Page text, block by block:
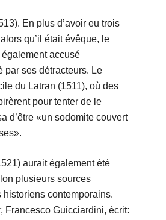
En plus d’avoir eu trois
qu’il était évêque, le
accusé
par ses détracteurs. Le
du Latran (1511), où des
pour tenter de le
d’être «un sodomite couvert
aurait également été
plusieurs sources
historiens contemporains.
Francesco Guicciardini, écrit: